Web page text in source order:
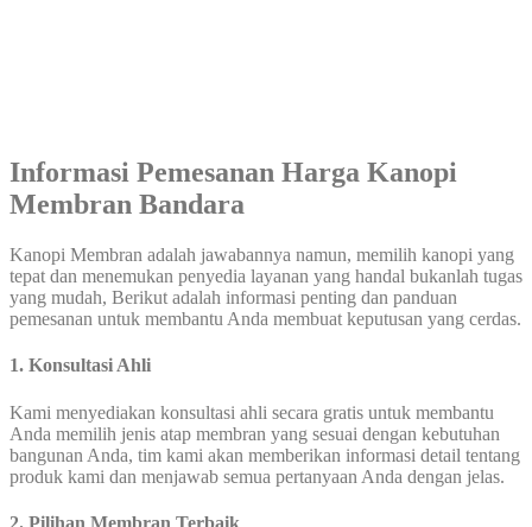
Informasi Pemesanan Harga Kanopi
Membran Bandara
Kanopi Membran adalah jawabannya namun, memilih kanopi yang
tepat dan menemukan penyedia layanan yang handal bukanlah tugas
yang mudah, Berikut adalah informasi penting dan panduan
pemesanan untuk membantu Anda membuat keputusan yang cerdas.
1. Konsultasi Ahli
Kami menyediakan konsultasi ahli secara gratis untuk membantu
Anda memilih jenis atap membran yang sesuai dengan kebutuhan
bangunan Anda, tim kami akan memberikan informasi detail tentang
produk kami dan menjawab semua pertanyaan Anda dengan jelas.
2. Pilihan Membran Terbaik